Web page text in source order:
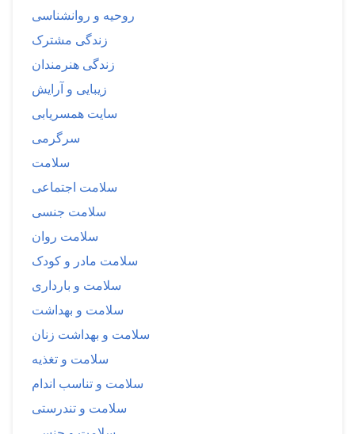
روحیه و روانشناسی
زندگی مشترک
زندگی هنرمندان
زیبایی و آرایش
سایت همسریابی
سرگرمی
سلامت
سلامت اجتماعی
سلامت جنسی
سلامت روان
سلامت مادر و کودک
سلامت و بارداری
سلامت و بهداشت
سلامت و بهداشت زنان
سلامت و تغذیه
سلامت و تناسب اندام
سلامت و تندرستی